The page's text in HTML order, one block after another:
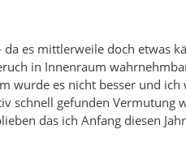
es mittlerweile doch etwas
in Innenraum
wurde es nicht besser und
schnell gefunden
das ich Anfang diesen